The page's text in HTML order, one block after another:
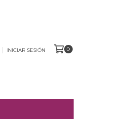
INICIAR SESIÓN 0